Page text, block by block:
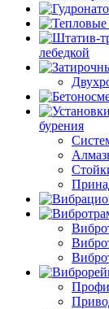
лебедкой
бурения